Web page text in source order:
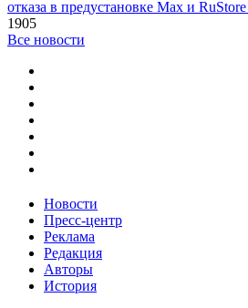
отказа в предустановке Max и
1905
Все новости
Новости
Пресс-центр
Реклама
Редакция
Авторы
История